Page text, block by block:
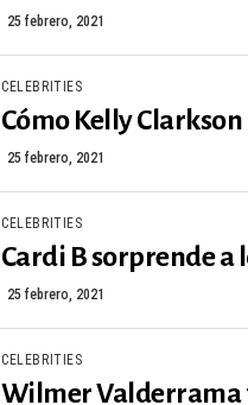
25 febrero, 2021
CELEBRITIES
Cómo Kelly
25 febrero, 2021
CELEBRITIES
Cardi B sorprende a
25 febrero, 2021
CELEBRITIES
Wilmer Valderrama